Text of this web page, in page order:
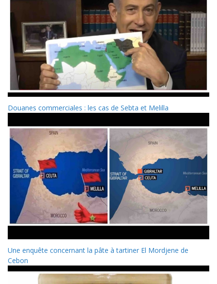
Douanes commerciales : les cas de Sebta et Melilla
Une enquête concernant la pâte à tartiner El Mordjene de
Cebon